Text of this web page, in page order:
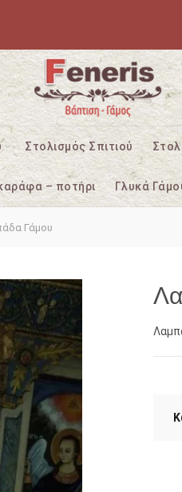
Στολισμός Σπιτιού
– ποτήρι Γλυκά
Γάμου